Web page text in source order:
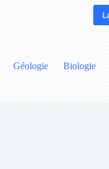
Géologie Biologie